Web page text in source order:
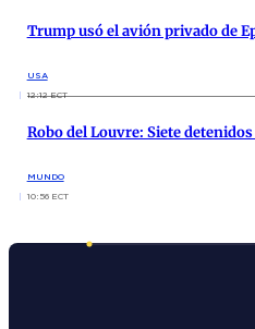
Trump usó el avión privado de
USA
12:12 ECT
Robo del Louvre: Siete
MUNDO
10:56 ECT